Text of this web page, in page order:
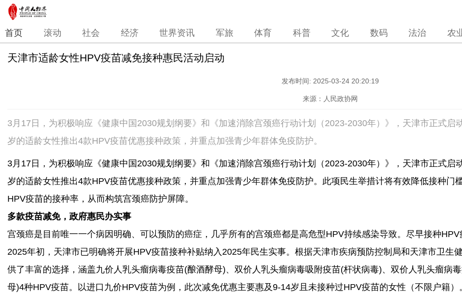
首页 滚动 社会 经济 世界资讯 军旅 体育 科普 文化 数码 法治 农
天津市适龄女性HPV疫苗减免接种惠民活动启动
发布时间: 2025-03-24 20:20:19
来源：人民政协网
3月17日，为积极响应《健康中国2030规划纲要》和《加速消除宫颈癌行动计划（2023-2030年）》，天津市正式启
岁的适龄女性推出4款HPV疫苗优惠接种政策，并重点加强青少年群体免疫防护。
3月17日，为积极响应《健康中国2030规划纲要》和《加速消除宫颈癌行动计划（2023-2030年）》，天津市正式启
岁的适龄女性推出4款HPV疫苗优惠接种政策，并重点加强青少年群体免疫防护。此项民生举措计将有效降低接种门
HPV疫苗的接种率，从而构筑宫颈癌防护屏障。
多款疫苗减免，政府惠民办实事
宫颈癌是目前唯一一个病因明确、可以预防的癌症，几乎所有的宫颈癌都是高危型HPV持续感染导致。尽早接种HPV
2025年初，天津市已明确将开展HPV疫苗接种补贴纳入2025年民生实事。根据天津市疾病预防控制局和天津市卫生
供了丰富的选择，涵盖九价人乳头瘤病毒疫苗(酿酒酵母)、双价人乳头瘤病毒吸附疫苗(杆状病毒)、双价人乳头瘤病
母)4种HPV疫苗。以进口九价HPV疫苗为例，此次减免优惠主要惠及9-14岁且未接种过HPV疫苗的女性（不限户籍）